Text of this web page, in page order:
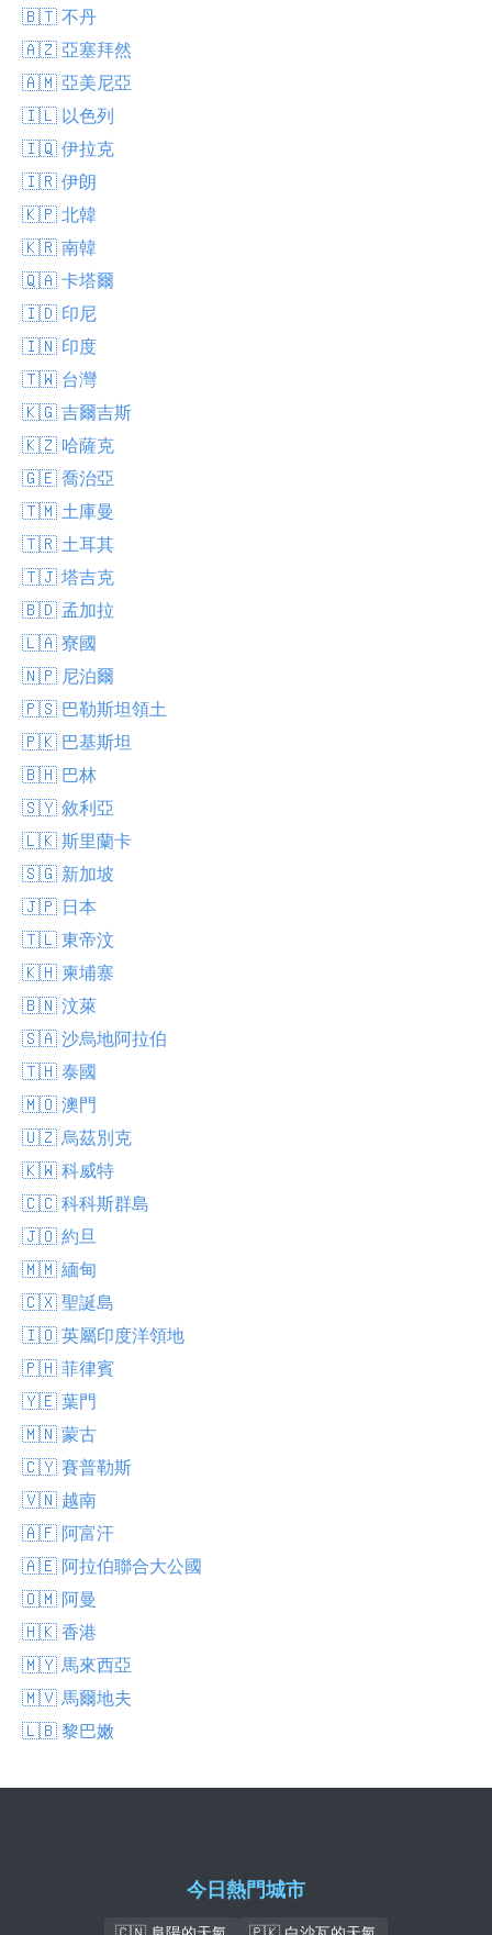
🇧🇹 不丹
🇦🇿 亞塞拜然
🇦🇲 亞美尼亞
🇮🇱 以色列
🇮🇶 伊拉克
🇮🇷 伊朗
🇰🇵 北韓
🇰🇷 南韓
🇶🇦 卡塔爾
🇮🇩 印尼
🇮🇳 印度
🇹🇼 台灣
🇰🇬 吉爾吉斯
🇰🇿 哈薩克
🇬🇪 喬治亞
🇹🇲 土庫曼
🇹🇷 土耳其
🇹🇯 塔吉克
🇧🇩 孟加拉
🇱🇦 寮國
🇳🇵 尼泊爾
🇵🇸 巴勒斯坦領土
🇵🇰 巴基斯坦
🇧🇭 巴林
🇸🇾 敘利亞
🇱🇰 斯里蘭卡
🇸🇬 新加坡
🇯🇵 日本
🇹🇱 東帝汶
🇰🇭 柬埔寨
🇧🇳 汶萊
🇸🇦 沙烏地阿拉伯
🇹🇭 泰國
🇲🇴 澳門
🇺🇿 烏茲別克
🇰🇼 科威特
🇨🇨 科科斯群島
🇯🇴 約旦
🇲🇲 緬甸
🇨🇽 聖誕島
🇮🇴 英屬印度洋領地
🇵🇭 菲律賓
🇾🇪 葉門
🇲🇳 蒙古
🇨🇾 賽普勒斯
🇻🇳 越南
🇦🇫 阿富汗
🇦🇪 阿拉伯聯合大公國
🇴🇲 阿曼
🇭🇰 香港
🇲🇾 馬來西亞
🇲🇻 馬爾地夫
🇱🇧 黎巴嫩
今日熱門城市